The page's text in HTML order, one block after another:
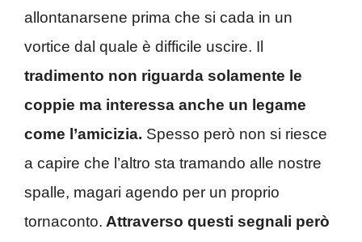
allontanarsene prima che si cada in un
vortice dal quale è difficile uscire. Il
tradimento non riguarda solamente le
coppie ma interessa anche un legame
come l’amicizia. Spesso però non si riesce
a capire che l’altro sta tramando alle nostre
spalle, magari agendo per un proprio
tornaconto. Attraverso questi segnali però